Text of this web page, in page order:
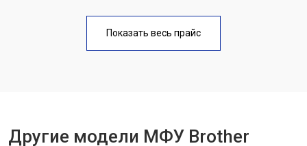
от 3500 ₽
Показать весь прайс
Другие модели МФУ Brother